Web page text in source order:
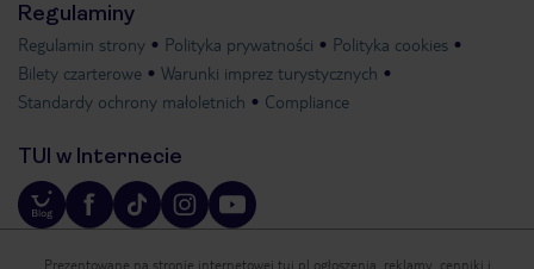
Regulaminy
Regulamin strony Polityka prywatności
Polityka cookies
Bilety czarterowe
Warunki imprez turystycznych
Standardy ochrony małoletnich
Compliance
TUI w Internecie
Prezentowane na stronie internetowej tui.pl ogłoszenia, reklamy, cenniki i